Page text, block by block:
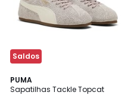
Saldos
PUMA
Sapatilhas Tackle Topcat
4,5
/ 5
2
Cores